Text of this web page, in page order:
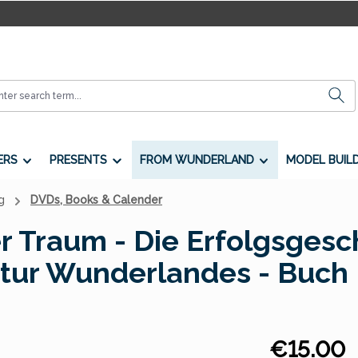
PRESENTS FROM WUNDERLAND MODEL
DVDs, Books & Calender
Traum - Die
Wunderlandes - Buch
Regular price:
€15.00